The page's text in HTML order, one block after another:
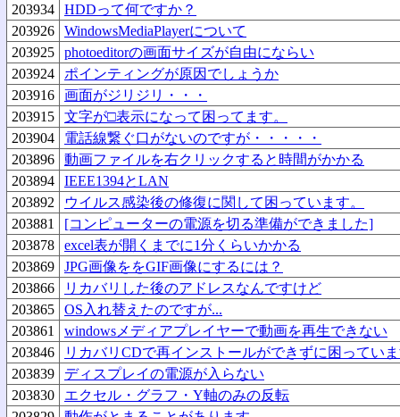
203934
HDDって何ですか？
203926
WindowsMediaPlayerについて
203925
photoeditorの画面サイズが自由にならい
203924
ポインティングが原因でしょうか
203916
画面がジリジリ・・・
203915
文字が□表示になって困ってます。
203904
電話線繋ぐ口がないのですが・・・・・
203896
動画ファイルを右クリックすると時間がかかる
203894
IEEE1394とLAN
203892
ウイルス感染後の修復に関して困っています。
203881
[コンピューターの電源を切る準備ができました]
203878
excel表が開くまでに1分くらいかかる
203869
JPG画像ををGIF画像にするには？
203866
リカバリした後のアドレスなんですけど
203865
OS入れ替えたのですが...
203861
windowsメディアプレイヤーで動画を再生できない
203846
リカバリCDで再インストールができずに困ってい
203839
ディスプレイの電源が入らない
203830
エクセル・グラフ・Y軸のみの反転